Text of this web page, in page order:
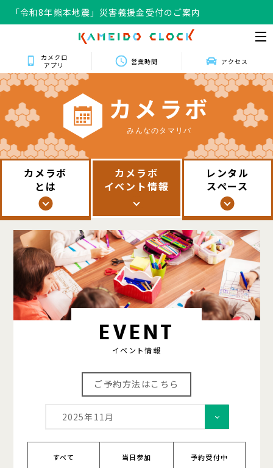
「令和8年熊本地震」災害義援金受付のご案内
カメクロ
アプリ
営業時間 アクセス
カ メ ラボ
みんなのタマリバ
カメラボ
とは
カメラボ
イベント情報
レンタル
スペース
EVENT
イベント情報
ご予約方法はこちら
2025年11月
すべて 当日参加 予約受付中